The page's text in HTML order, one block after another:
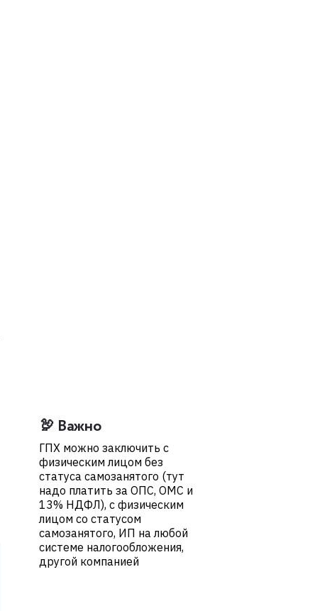
🦃 Важно
ГПХ можно заключить с
физическим лицом без
статуса самозанятого (тут
надо платить за ОПС, ОМС и
13% НДФЛ), с физическим
лицом со статусом
самозанятого, ИП на любой
системе налогообложения,
другой компанией